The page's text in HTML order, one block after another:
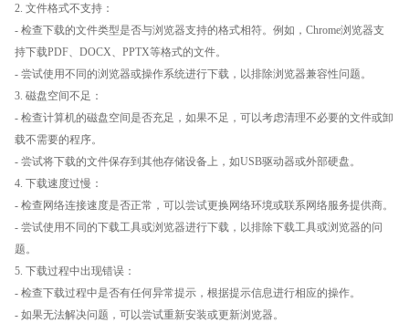
2. 文件格式不支持：
- 检查下载的文件类型是否与浏览器支持的格式相符。例如，Chrome浏览器支
持下载PDF、DOCX、PPTX等格式的文件。
- 尝试使用不同的浏览器或操作系统进行下载，以排除浏览器兼容性问题。
3. 磁盘空间不足：
- 检查计算机的磁盘空间是否充足，如果不足，可以考虑清理不必要的文件或卸
载不需要的程序。
- 尝试将下载的文件保存到其他存储设备上，如USB驱动器或外部硬盘。
4. 下载速度过慢：
- 检查网络连接速度是否正常，可以尝试更换网络环境或联系网络服务提供商。
- 尝试使用不同的下载工具或浏览器进行下载，以排除下载工具或浏览器的问
题。
5. 下载过程中出现错误：
- 检查下载过程中是否有任何异常提示，根据提示信息进行相应的操作。
- 如果无法解决问题，可以尝试重新安装或更新浏览器。